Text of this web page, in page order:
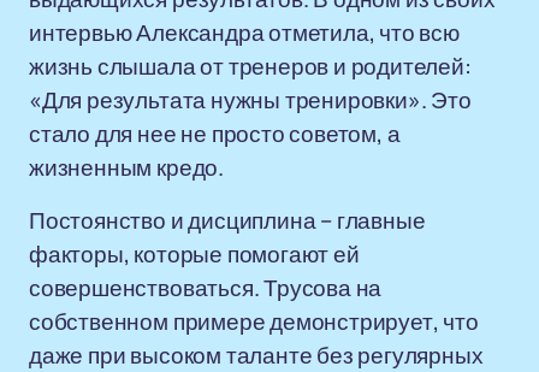
интервью Александра отметила, что всю
жизнь слышала от тренеров и родителей:
«Для результата нужны тренировки». Это
стало для нее не просто советом, а
жизненным кредо.
Постоянство и дисциплина – главные
факторы, которые помогают ей
совершенствоваться. Трусова на
собственном примере демонстрирует, что
даже при высоком таланте без регулярных